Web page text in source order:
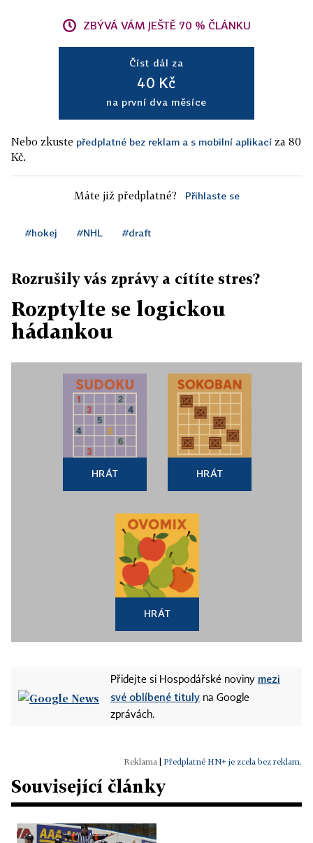
ZBÝVÁ VÁM JEŠTĚ 70 % ČLÁNKU
Číst dál za
40 Kč
na první dva měsíce
Nebo zkuste předplatné bez reklam a s mobilní aplikací za 80
Kč.
Máte již předplatné? Přihlaste se
#hokej #NHL #draft
Rozrušily vás zprávy a cítíte stres?
Rozptylte se logickou
hádankou
HRÁT HRÁT
HRÁT
Přidejte si Hospodářské noviny mezi
své oblíbené tituly na Google
zprávách.
Předplatné HN+ je zcela bez reklam.
Související články